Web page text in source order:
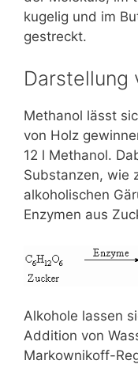
kugelig und im
gestreckt.
Darstellung
Methanol lässt
von Holz
12 l Methanol.
Substanzen, wie
alkoholischen
Enzymen aus
Alkohole lassen
Addition von
Markownikoff-